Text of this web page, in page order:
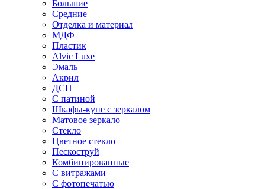
Большие
Средние
Отделка и материал
МДФ
Пластик
Alvic Luxe
Эмаль
Акрил
ДСП
С патиной
Шкафы-купе с зеркалом
Матовое зеркало
Стекло
Цветное стекло
Пескоструй
Комбинированные
С витражами
С фотопечатью